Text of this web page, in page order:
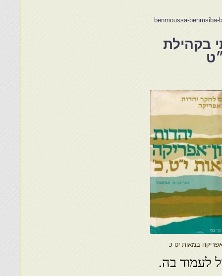
benmoussa-benmsiba-
בקהילת
אפריקה-במאות-יט-כ
לעמוד בה.